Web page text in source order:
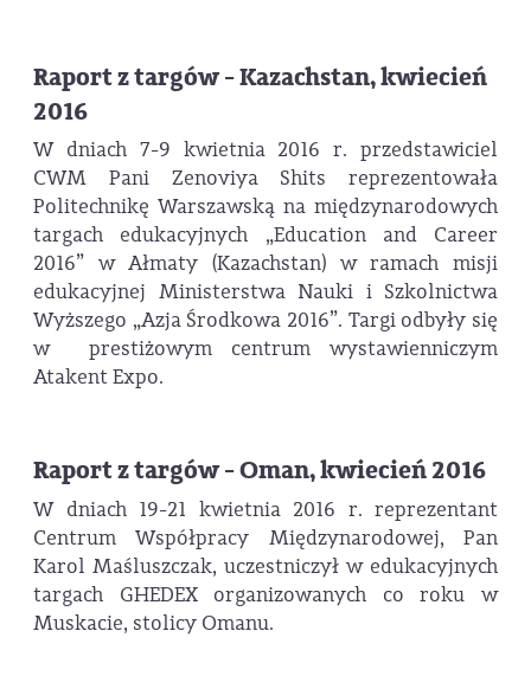
Raport z targów - Kazachstan, kwiecień
2016
W dniach 7-9 kwietnia 2016 r. przedstawiciel
CWM Pani Zenoviya Shits reprezentowała
Politechnikę Warszawską na międzynarodowych
targach edukacyjnych „Education and Career
2016” w Ałmaty (Kazachstan) w ramach misji
edukacyjnej Ministerstwa Nauki i Szkolnictwa
Wyższego „Azja Środkowa 2016”. Targi odbyły się
w prestiżowym centrum wystawienniczym
Atakent Expo.
Raport z targów - Oman, kwiecień 2016
W dniach 19-21 kwietnia 2016 r. reprezentant
Centrum Współpracy Międzynarodowej, Pan
Karol Maśluszczak, uczestniczył w edukacyjnych
targach GHEDEX organizowanych co roku w
Muskacie, stolicy Omanu.